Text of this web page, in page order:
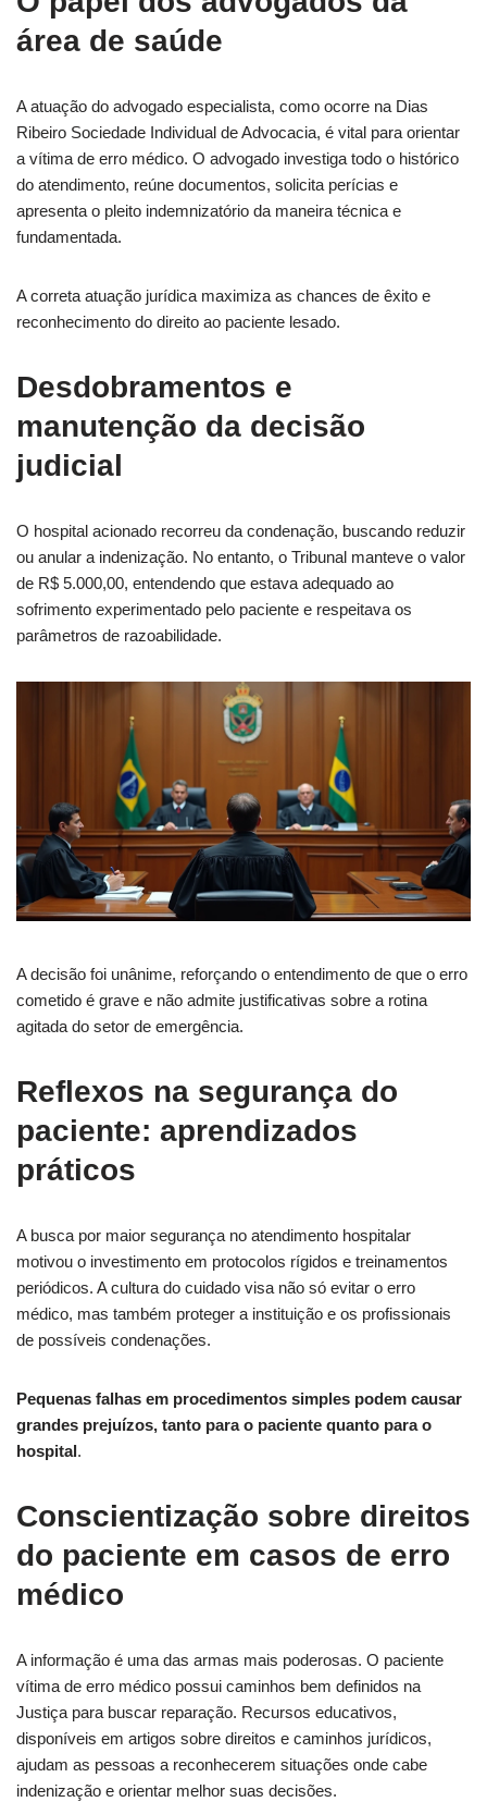
área de saúde
A atuação do advogado especialista, como ocorre na Dias
Ribeiro Sociedade Individual de Advocacia, é vital para orientar
a vítima de erro médico. O advogado investiga todo o histórico
do atendimento, reúne documentos, solicita perícias e
apresenta o pleito indemnizatório da maneira técnica e
fundamentada.
A correta atuação jurídica maximiza as chances de êxito e
reconhecimento do direito ao paciente lesado.
Desdobramentos e
manutenção da decisão
judicial
O hospital acionado recorreu da condenação, buscando reduzir
ou anular a indenização. No entanto, o Tribunal manteve o valor
de R$ 5.000,00, entendendo que estava adequado ao
sofrimento experimentado pelo paciente e respeitava os
parâmetros de razoabilidade.
A decisão foi unânime, reforçando o entendimento de que o erro
cometido é grave e não admite justificativas sobre a rotina
agitada do setor de emergência.
Reflexos na segurança do
paciente: aprendizados
práticos
A busca por maior segurança no atendimento hospitalar
motivou o investimento em protocolos rígidos e treinamentos
periódicos. A cultura do cuidado visa não só evitar o erro
médico, mas também proteger a instituição e os profissionais
de possíveis condenações.
Pequenas falhas em procedimentos simples podem causar
grandes prejuízos, tanto para o paciente quanto para o
hospital.
Conscientização sobre direitos
do paciente em casos de erro
médico
A informação é uma das armas mais poderosas. O paciente
vítima de erro médico possui caminhos bem definidos na
Justiça para buscar reparação. Recursos educativos,
disponíveis em artigos sobre direitos e caminhos jurídicos,
ajudam as pessoas a reconhecerem situações onde cabe
indenização e orientar melhor suas decisões.